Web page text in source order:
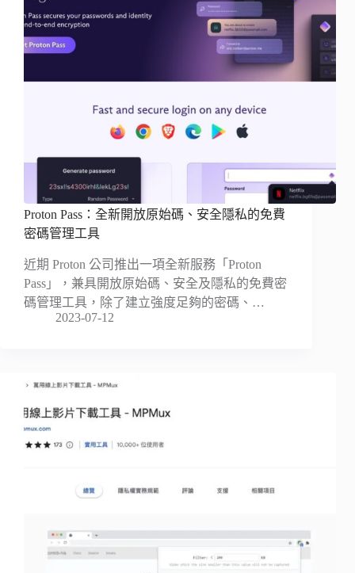
Proton Pass：全新開放原始碼、安全隱私的免費
密碼管理工具
近期 Proton 公司推出一項全新服務「Proton
Pass」，兼具開放原始碼、安全及隱私的免費密
碼管理工具，除了建立強度足夠的密碼、…
2023-07-12